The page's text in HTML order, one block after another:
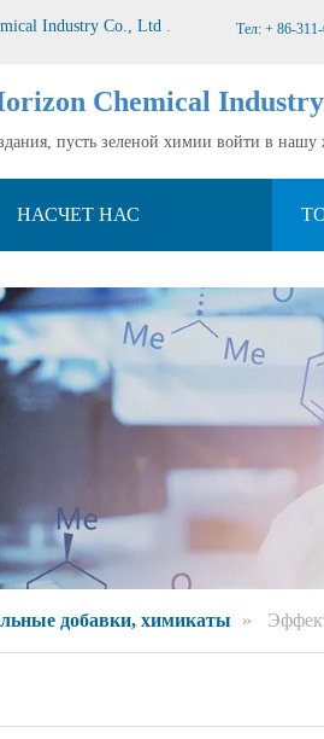
Industry Co., Ltd . Тел: + 86-
Chemical
пусть зеленой химии войти в нашу
НАСЧЕТ НАС
добавки, химикаты »